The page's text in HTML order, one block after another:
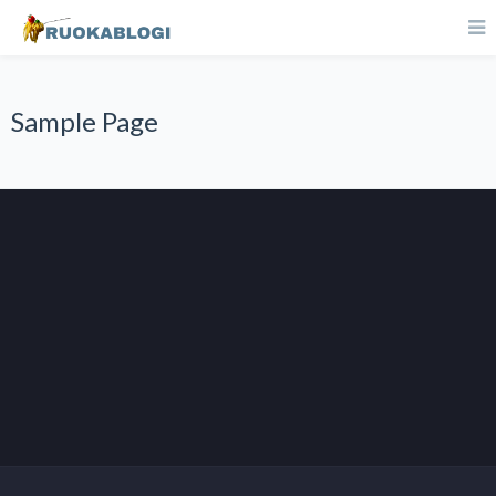
Sample Page